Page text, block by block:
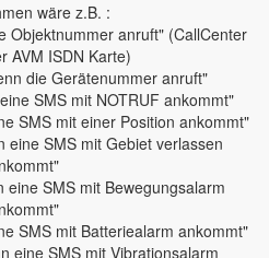
wäre z.B. :
Objektnummer anruft" (CallCenter
AVM ISDN Karte)
die Gerätenummer anruft"
SMS mit NOTRUF ankommt"
SMS mit einer Position ankommt"
eine SMS mit Gebiet verlassen
eine SMS mit Bewegungsalarm
SMS mit Batteriealarm ankommt"
eine SMS mit Vibrationsalarm